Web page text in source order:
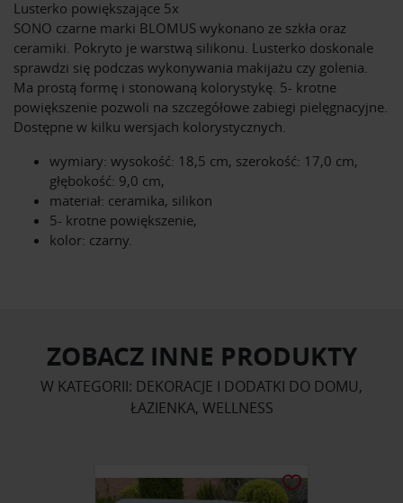
Lusterko powiększające 5x
SONO czarne marki BLOMUS wykonano ze szkła oraz
ceramiki. Pokryto je warstwą silikonu. Lusterko doskonale
sprawdzi się podczas wykonywania makijażu czy golenia.
Ma prostą formę i stonowaną kolorystykę. 5- krotne
powiększenie pozwoli na szczegółowe zabiegi pielęgnacyjne.
Dostępne w kilku wersjach kolorystycznych.
wymiary: wysokość: 18,5 cm, szerokość: 17,0 cm,
głębokość: 9,0 cm,
materiał: ceramika, silikon
5- krotne powiększenie,
kolor: czarny.
ZOBACZ INNE PRODUKTY
W KATEGORII: DEKORACJE I DODATKI DO DOMU,
ŁAZIENKA, WELLNESS